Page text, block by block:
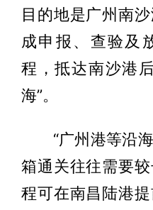
目的地是广州南
成申报、查验及
程，抵达南沙港
海”。
“广州港等沿海
箱通关往往需要
程可在南昌陆港